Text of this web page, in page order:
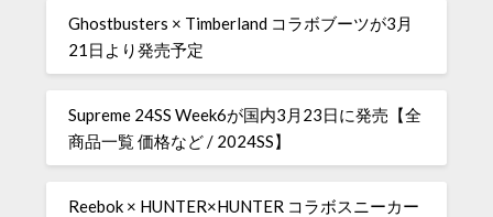
Ghostbusters × Timberland コラボブーツが3月
21日より発売予定
Supreme 24SS Week6が国内3月23日に発売【全
商品一覧 価格など / 2024SS】
Reebok × HUNTER×HUNTER コラボスニーカー